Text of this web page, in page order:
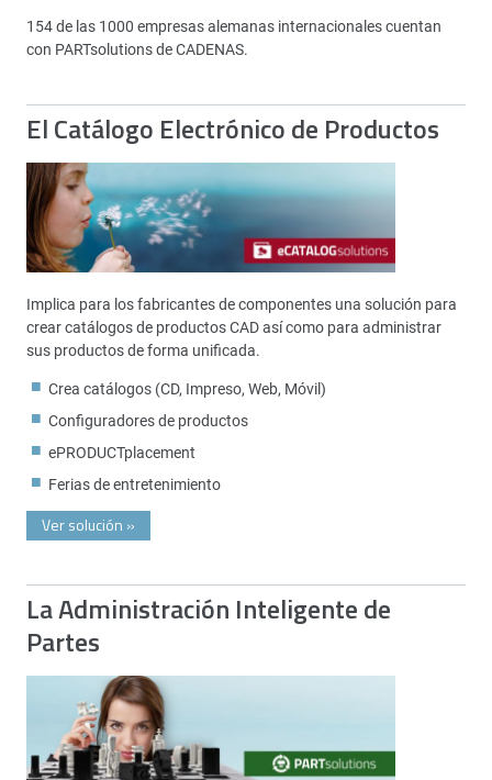
154 de las 1000 empresas alemanas internacionales cuentan
con PARTsolutions de CADENAS.
El Catálogo Electrónico de Productos
Implica para los fabricantes de componentes una solución para
crear catálogos de productos CAD así como para administrar
sus productos de forma unificada.
Crea catálogos (CD, Impreso, Web, Móvil)
Configuradores de productos
ePRODUCTplacement
Ferias de entretenimiento
Ver solución »
La Administración Inteligente de
Partes